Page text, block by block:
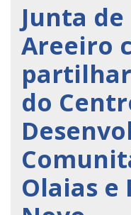
Junta
Areeiro
do
Olaias e